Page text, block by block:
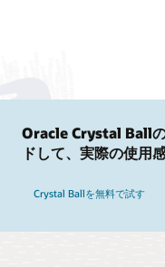
Oracle Crystal Ball
ドして、実際の使用
Crystal Ballを無料で試す